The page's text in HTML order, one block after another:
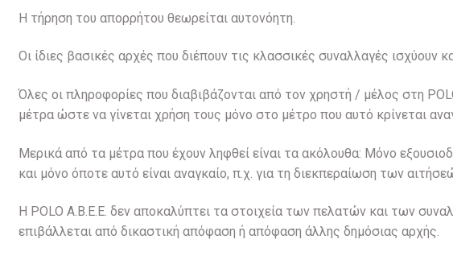
Η τήρηση του απορρήτου θεωρείται αυτονόητη.
Οι ίδιες βασικές αρχές που διέπουν τις κλασσικές συναλλαγές
Όλες οι πληροφορίες που διαβιβάζονται από τον χρηστή / μέλος στη
μέτρα ώστε να γίνεται χρήση τους μόνο στο μέτρο που αυτό κρίνεται
Μερικά από τα μέτρα που έχουν ληφθεί είναι τα ακόλουθα: Μόνο
και μόνο όποτε αυτό είναι αναγκαίο, π.χ. για τη διεκπεραίωση των
Η POLO A.B.E.E. δεν αποκαλύπτει τα στοιχεία των πελατών και των
επιβάλλεται από δικαστική απόφαση ή απόφαση άλλης δημόσιας αρχής.